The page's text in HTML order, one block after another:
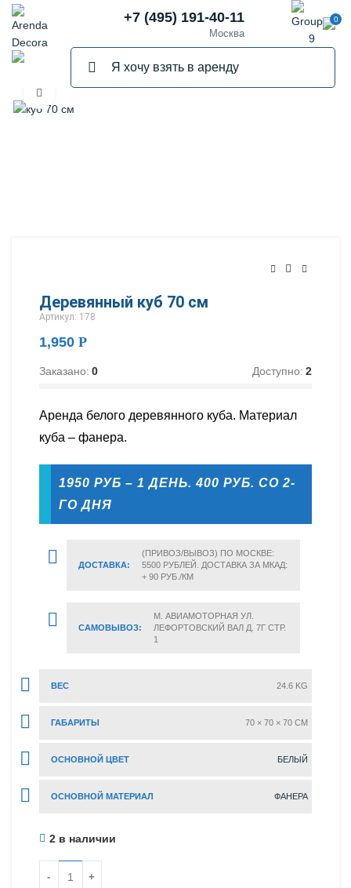
+7 (495) 191-40-11
Москва
0
Деревянный куб 70 см
Артикул: 178
1,950 Р
Заказано: 0 Доступно: 2
Аренда белого деревянного куба. Материал
куба – фанера.
1950 РУБ – 1 ДЕНЬ. 400 РУБ. СО 2-
ГО ДНЯ
ДОСТАВКА:
(ПРИВОЗ/ВЫВОЗ) ПО МОСКВЕ:
5500 РУБЛЕЙ. ДОСТАВКА ЗА МКАД:
+ 90 РУБ./КМ
САМОВЫВОЗ:
М. АВИАМОТОРНАЯ УЛ.
ЛЕФОРТОВСКИЙ ВАЛ Д. 7Г СТР.
1
ВЕС 24.6 KG
ГАБАРИТЫ 70 × 70 × 70 CM
ОСНОВНОЙ ЦВЕТ БЕЛЫЙ
ОСНОВНОЙ МАТЕРИАЛ ФАНЕРА
2 в наличии